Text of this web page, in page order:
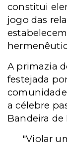
constitui
jogo das
A primazia
festejada
a célebre
Bandeira de
"Violar